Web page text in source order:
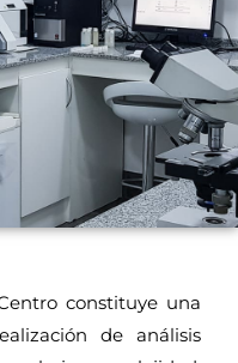
constituye una
de análisis